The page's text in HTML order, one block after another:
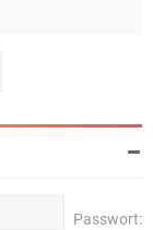
Passwort: